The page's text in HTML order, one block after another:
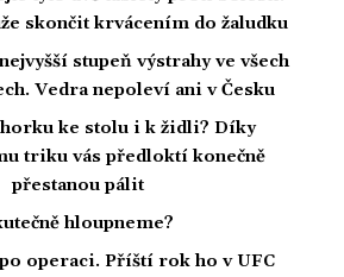
skončit krvácením do žaludku
stupeň výstrahy ve všech
Vedra nepoleví ani v Česku
ke stolu i k židli? Díky
triku vás předloktí konečně
přestanou pálit
hloupneme?
operaci. Příští rok ho v UFC